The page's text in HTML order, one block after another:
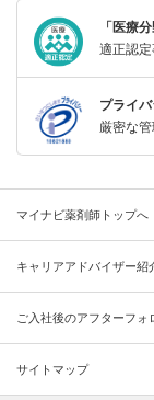
「医療
適正認定
プライ
厳密な
マイナビ薬剤師トップへ
キャリアアドバイザー紹
ご入社後のアフターフォ
サイトマップ